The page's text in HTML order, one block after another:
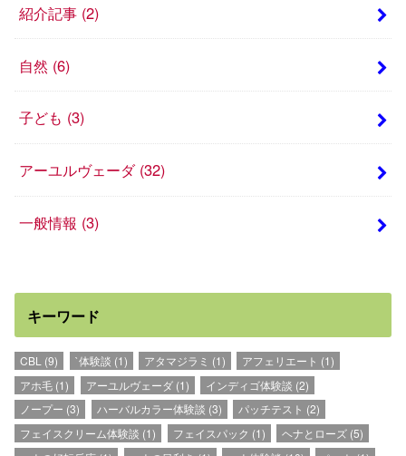
紹介記事 (2)
自然 (6)
子ども (3)
アーユルヴェーダ (32)
一般情報 (3)
キーワード
CBL (9) `体験談 (1) アタマジラミ (1) アフェリエート (1)
アホ毛 (1) アーユルヴェーダ(1) インディゴ体験談 (2)
ノープー (3) ハーバルカラー体験談 (3) パッチテスト (2)
フェイスクリーム体験談 (1) フェイスパック (1) ヘナとローズ(5)